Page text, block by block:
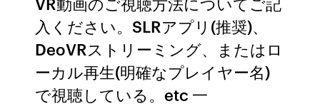
入ください。SLRアプリ(推奨)、
DeoVRストリーミング、またはロ
ーカル再生(明確なプレイヤー名)
で視聴している。etc 一